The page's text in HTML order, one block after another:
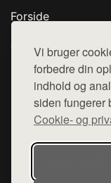
Vi bruger
forbedre din
indhold og
siden fungerer
Cookie- og
Forside
Top Rabatter
Kontakt
Denne side er en
hjemmesider med